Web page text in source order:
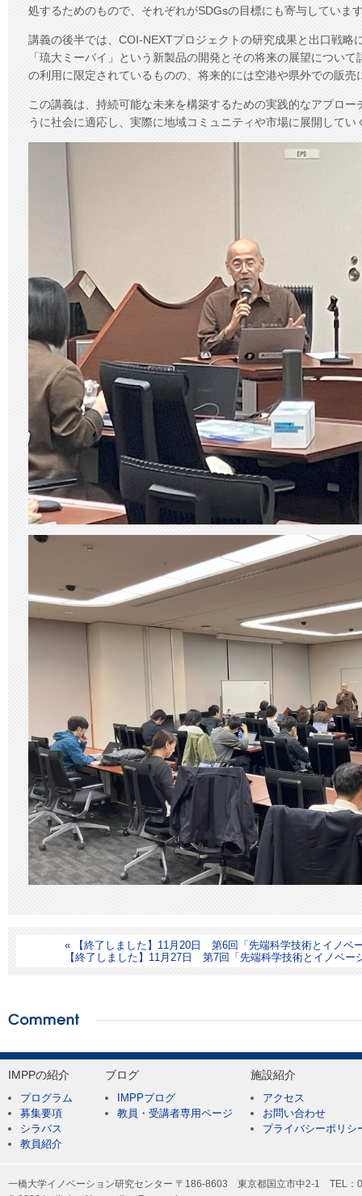
処するためのもので、それぞれがSDGsの目標にも寄与していま
講義の後半では、COI-NEXTプロジェクトの研究成果と出口戦略
「琉大ミーバイ」という新製品の開発とその将来の展望につい
の利用に限定されているものの、将来的には空港や県外での販売
この講義は、持続可能な未来を構築するための実践的なアプロ
うに社会に適応し、実際に地域コミュニティや市場に展開してい
« 【終了しました】11月20日 第6回「先端科学技術とイノベ
【終了しました】11月27日 第7回「先端科学技術とイノベー
IMPPの紹介
プログラム
募集要項
シラバス
教員紹介
ブログ
IMPPブログ
教員・受講者専用ページ
施設紹介
アクセス
お問い合わせ
プライバシーポリシ
一橋大学イノベーション研究センター 〒186-8603 東京都国立市中2-1 TEL：